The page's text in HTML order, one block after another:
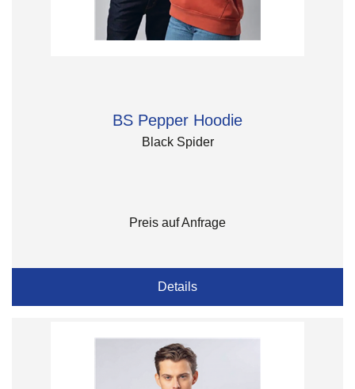
BS Pepper Hoodie
Black Spider
Preis auf Anfrage
Details